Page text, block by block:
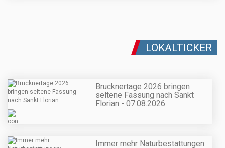
LOKALTICKER
Brucknertage 2026 bringen
seltene Fassung nach Sankt
Florian - 07.08.2026
Immer mehr Naturbestattungen: